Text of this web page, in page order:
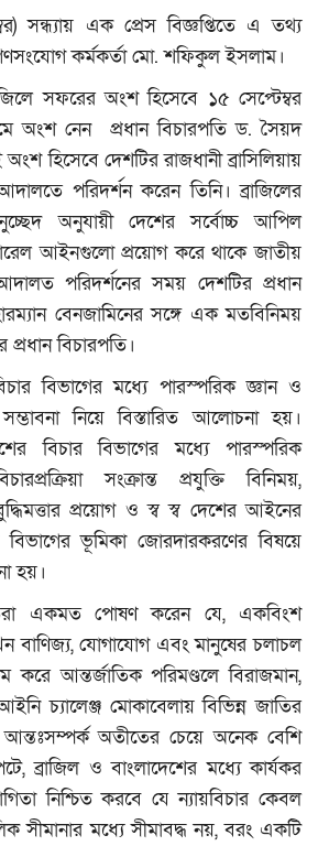
সন্ধ্যায় এক প্রেস বিজ্ঞপ্তিতে এ তথ্য
কর্মকর্তা মো. শফিকুল ইসলাম।
সফরের অংশ হিসেবে ১৫ সেপ্টেম্বর
অংশ নেন প্রধান বিচারপতি ড. সৈয়দ
হিসেবে দেশটির রাজধানী ব্রাসিলিয়ায়
পরিদর্শন করেন তিনি। ব্রাজিলের
অনুযায়ী দেশের সর্বোচ্চ আপিল
আইনগুলো প্রয়োগ করে থাকে জাতীয়
পরিদর্শনের সময় দেশটির প্রধান
বেনজামিনের সঙ্গে এক মতবিনিময়
বিচারপতি।
বিভাগের মধ্যে পারস্পরিক জ্ঞান ও
নিয়ে বিস্তারিত আলোচনা হয়।
বিচার বিভাগের মধ্যে পারস্পরিক
সংক্রান্ত প্রযুক্তি বিনিময়,
প্রয়োগ ও স্ব স্ব দেশের আইনের
বিভাগের ভূমিকা জোরদারকরণের বিষয়ে
হয়।
একমত পোষণ করেন যে, একবিংশ
বাণিজ্য, যোগাযোগ এবং মানুষের চলাচল
করে আন্তর্জাতিক পরিমণ্ডলে বিরাজমান,
চ্যালেঞ্জ মোকাবেলায় বিভিন্ন জাতির
আন্তঃসম্পর্ক অতীতের চেয়ে অনেক বেশি
ব্রাজিল ও বাংলাদেশের মধ্যে কার্যকর
নিশ্চিত করবে যে ন্যায়বিচার কেবল
সীমানার মধ্যে সীমাবদ্ধ নয়, বরং একটি